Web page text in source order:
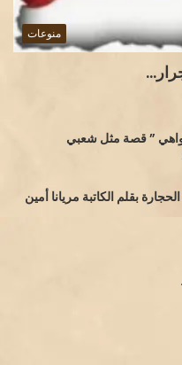
منوعات
” قصة مثل شعبي
بقلم الكاتبة مريانا أمين